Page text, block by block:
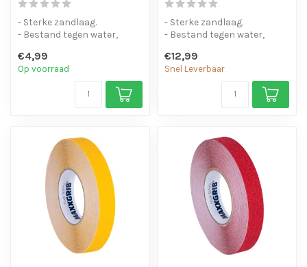
- Sterke zandlaag.
- Bestand tegen water,
- Is eenvo...
€4,99
Op voorraad
- Sterke zandlaag.
- Bestand tegen water,
- Is eenvo...
€12,99
Snel Leverbaar